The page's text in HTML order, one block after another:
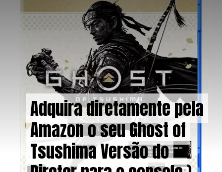
Adquira diretamente pela
Amazon o seu Ghost of
Tsushima Versão do
Adquira diretamente pela
Amazon o seu Ghost of
Tsushima Versão do